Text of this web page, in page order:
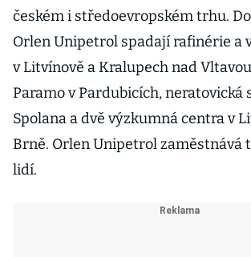
českém i středoevropském trhu.
Orlen Unipetrol spadají rafinérie a
v Litvínově a Kralupech nad
Paramo v Pardubicích, neratovická
Spolana a dvě výzkumná centra v
Brně. Orlen Unipetrol zaměstnává
lidí.